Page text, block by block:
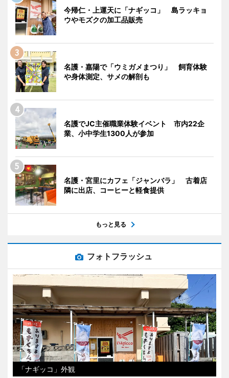
今帰仁・上運天に「ナギッコ」 島ラッキョ
ウやモズクの加工品販売
名護・嘉陽で「ウミガメまつり」 飼育体験
や身体測定、サメの解剖も
名護でJC主催職業体験イベント 市内22企
業、小中学生1300人が参加
名護・宮里にカフェ「ジャンバラ」 古着店
隣に出店、コーヒーと軽食提供
もっと見る
フォトフラッシュ
「ナギッコ」外観